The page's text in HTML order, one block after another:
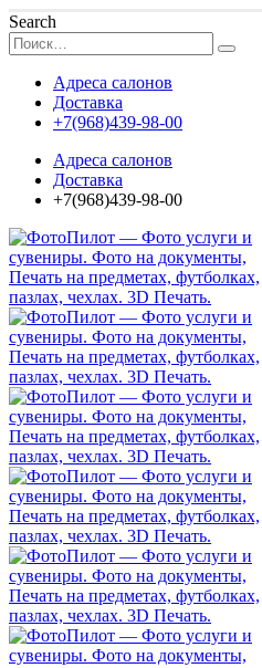
Search
Адреса салонов
Доставка
+7(968)439-98-00
Адреса салонов
Доставка
+7(968)439-98-00